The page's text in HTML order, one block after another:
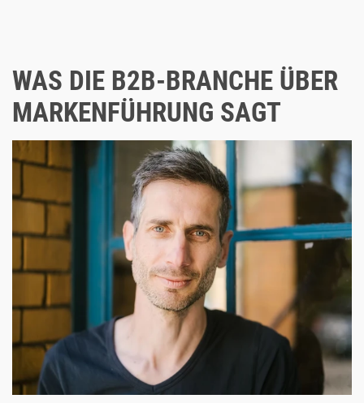
WAS DIE B2B-BRANCHE ÜBER
MARKENFÜHRUNG SAGT